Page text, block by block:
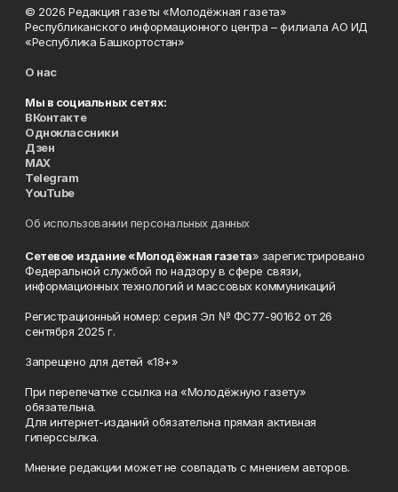
© 2026 Редакция газеты «Молодёжная газета»
Республиканского информационного центра – филиала АО ИД
«Республика Башкортостан»
О нас
Мы в социальных сетях:
ВКонтакте
Одноклассники
Дзен
MAX
Telegram
YouTube
Об использовании персональных данных
Сетевое издание «Молодёжная газета» зарегистрировано
Федеральной службой по надзору в сфере связи,
информационных технологий и массовых коммуникаций
Регистрационный номер: серия Эл № ФС77-90162 от 26
сентября 2025 г.
Запрещено для детей «18+»
При перепечатке ссылка на «Молодёжную газету»
обязательна.
Для интернет-изданий обязательна прямая активная
гиперссылка.
Мнение редакции может не совпадать с мнением авторов.